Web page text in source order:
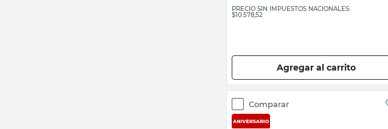
PRECIO SIN IMPUESTOS NACIONALES:
$10.578,52
Agregar al carrito
Comparar